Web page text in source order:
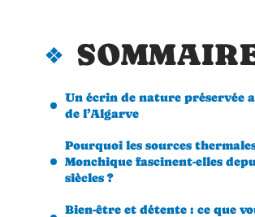
Un écrin de nature préservée
de l’Algarve
Pourquoi les sources
Monchique fascinent-elles
siècles ?
Bien-être et détente : ce que